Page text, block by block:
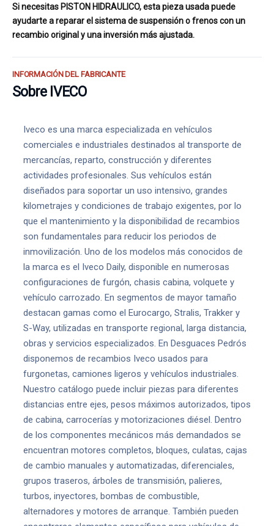
Si necesitas PISTON HIDRAULICO, esta pieza usada puede
ayudarte a reparar el sistema de suspensión o frenos con un
recambio original y una inversión más ajustada.
INFORMACIÓN DEL FABRICANTE
Sobre IVECO
Iveco es una marca especializada en vehículos
comerciales e industriales destinados al transporte de
mercancías, reparto, construcción y diferentes
actividades profesionales. Sus vehículos están
diseñados para soportar un uso intensivo, grandes
kilometrajes y condiciones de trabajo exigentes, por lo
que el mantenimiento y la disponibilidad de recambios
son fundamentales para reducir los periodos de
inmovilización. Uno de los modelos más conocidos de
la marca es el Iveco Daily, disponible en numerosas
configuraciones de furgón, chasis cabina, volquete y
vehículo carrozado. En segmentos de mayor tamaño
destacan gamas como el Eurocargo, Stralis, Trakker y
S-Way, utilizadas en transporte regional, larga distancia,
obras y servicios especializados. En Desguaces Pedrós
disponemos de recambios Iveco usados para
furgonetas, camiones ligeros y vehículos industriales.
Nuestro catálogo puede incluir piezas para diferentes
distancias entre ejes, pesos máximos autorizados, tipos
de cabina, carrocerías y motorizaciones diésel. Dentro
de los componentes mecánicos más demandados se
encuentran motores completos, bloques, culatas, cajas
de cambio manuales y automatizadas, diferenciales,
grupos traseros, árboles de transmisión, palieres,
turbos, inyectores, bombas de combustible,
alternadores y motores de arranque. También pueden